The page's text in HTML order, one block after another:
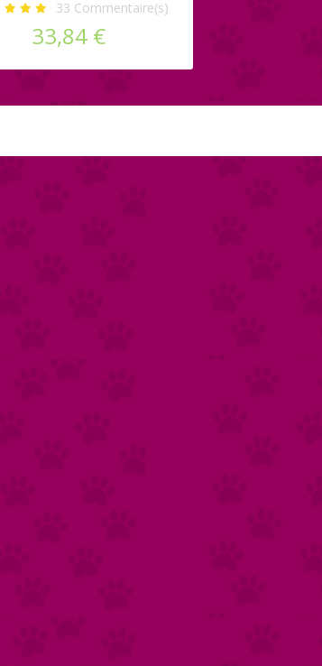
33 Commentaire(s)
33,84 €